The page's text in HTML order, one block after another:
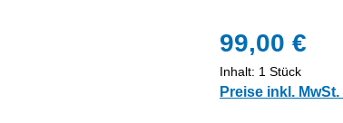
99,00 €
Inhalt: 1 Stück
Preise inkl.